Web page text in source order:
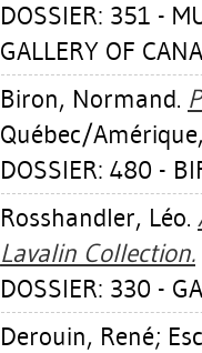
DOSSIER: 351 -
GALLERY OF
Biron, Normand.
Québec/
DOSSIER: 480 -
Rosshandler, Léo.
Lavalin Collection.
DOSSIER: 330 -
Derouin, René;